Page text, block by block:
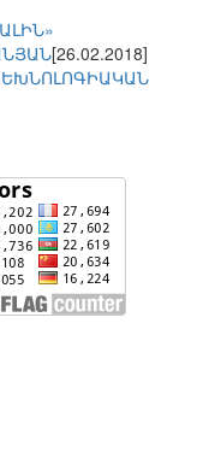
[26.02.2018]